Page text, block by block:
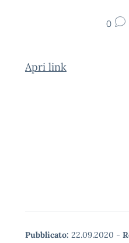
0
Apri link
Pubblicato: 22.09.2020 -